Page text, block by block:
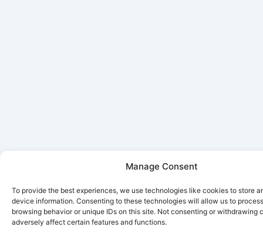
Manage Consent
To provide the best experiences, we use technologies like cookies to store
device information. Consenting to these technologies will allow us to
browsing behavior or unique IDs on this site. Not consenting or withdrawing
adversely affect certain features and functions.